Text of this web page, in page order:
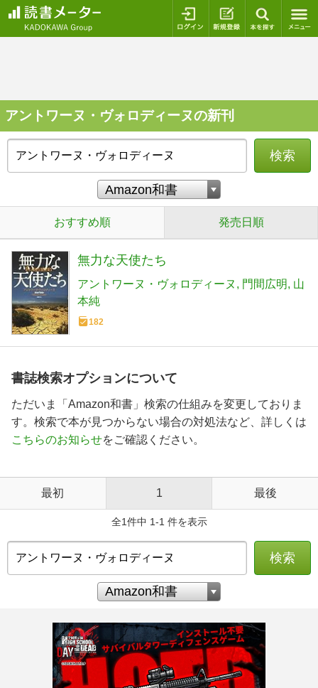
ログイン 新規登録
アントワーヌ・ヴォロディーヌの新刊
検索
おすすめ順 発売日順
無力な天使たち
アントワーヌ・ヴォロディーヌ 門間広明
山
本純
182
書誌検索オプションについて
ただいま「Amazon和書」検索の仕組みを変更しておりま
す。検索で本が見つからない場合の対処法など、詳しくは
こちらのお知らせをご確認ください。
最初 1 最後
全1件中 1-1 件を表示
検索